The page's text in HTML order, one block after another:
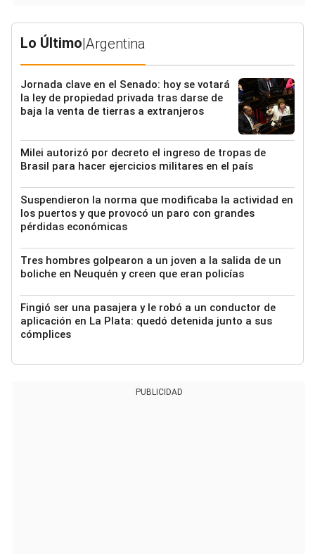
Lo Último|Argentina
Jornada clave en el Senado: hoy se votará
la ley de propiedad privada tras darse de
baja la venta de tierras a extranjeros
Milei autorizó por decreto el ingreso de tropas de
Brasil para hacer ejercicios militares en el país
Suspendieron la norma que modificaba la actividad en
los puertos y que provocó un paro con grandes
pérdidas económicas
Tres hombres golpearon a un joven a la salida de un
boliche en Neuquén y creen que eran policías
Fingió ser una pasajera y le robó a un conductor de
aplicación en La Plata: quedó detenida junto a sus
cómplices
PUBLICIDAD